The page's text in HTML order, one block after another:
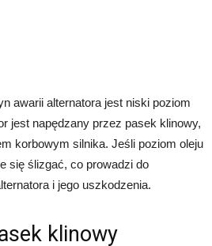
awarii alternatora jest niski poziom
jest napędzany przez pasek klinowy,
korbowym silnika. Jeśli poziom oleju
się ślizgać, co prowadzi do
i jego uszkodzenia.
klinowy